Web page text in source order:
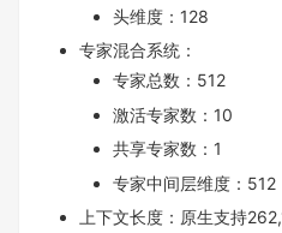
头维度：128
专家混合系统：
专家总数：512
激活专家数：10
共享专家数：1
专家中间层维度：512
上下文长度：原生支持